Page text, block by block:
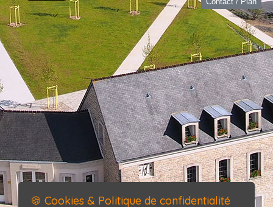
Contact / Plan
🍪 Cookies & Politique de confidentialité